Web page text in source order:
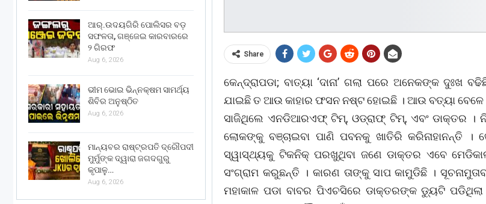
Share
କେନ୍ଦ୍ରାପଡା; ବାତ୍ୟା ‘ଦାନା’ ଗଲା ପରେ ଅନେକଙ୍କ ଦୁଃଖ
ଯାଇଛି ତ ଆଉ କାହାର ଫସନ ନଷ୍ଟ ହୋଇଛି । ଆଉ ବତ୍ୟା
ସାଜିଥିଲେ ଏନଡିଆରଏଫ୍ ଟିମ୍, ଓଡ୍ରାଫ୍ ଟିମ୍, ଏବଂ ଡାକ୍ତର ।
ଲୋକଙ୍କୁ ବଞ୍ଚାଇବା ପାଣି ପବନକୁ ଖାତିରି କରିନାହାନନ୍ତି ।
ସ୍ୱାସ୍ଥ୍ୟକୁ ଟିକନିକ୍ ପରଖୁଥିବା ଜଣେ ଡାକ୍ତର ଏବେ
ସଂଗ୍ରାମ କରୁଛନ୍ତି । କାରଣ ତାଙ୍କୁ ସାପ କାମୁଡିଛି ।
ମହାକାଳ ପଡା ବାବର ପିଏଚସିରେ ଡାକ୍ତରଙ୍କ ଡ୍ୟୁଟି ପଡିଥିଲା
ଆର୍.ଉଦୟଗିରି ପୋଲିସର ବଡ଼
ସଫଳତା, ଗଞ୍ଜେଇ କାରବାରରେ
୨ ଗିରଫ
Aug 6, 2026
ଭୀମ ଭୋଇ ଭିନ୍ନକ୍ଷମ ସାମର୍ଥ୍ୟ
ଶିବିର ଅନୁଷ୍ଠିତ
Aug 6, 2026
ମାନ୍ୟବର ରାଷ୍ଟ୍ରପତି ଦ୍ରୌପଦୀ
ମୁର୍ମୁଙ୍କ ଦ୍ୱାରା ଜଗଦଗୁରୁ
କୃପାଳୁ…
Aug 6, 2026